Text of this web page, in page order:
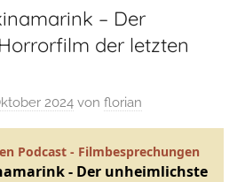
– Der
der letzten
2024 von florian